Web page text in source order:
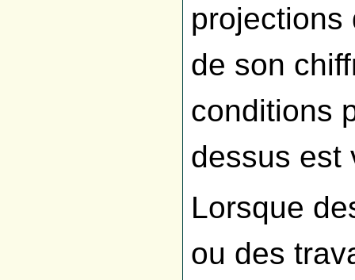
projections
de son
conditions
dessus est
Lorsque
ou des